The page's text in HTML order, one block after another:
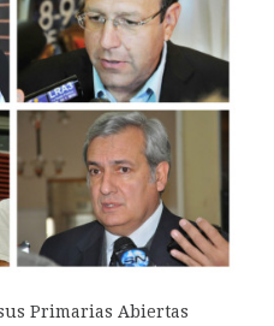
Primarias Abiertas